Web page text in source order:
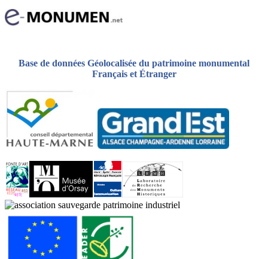
Base de données Géolocalisée du patrimoine monumental
Français et Étranger